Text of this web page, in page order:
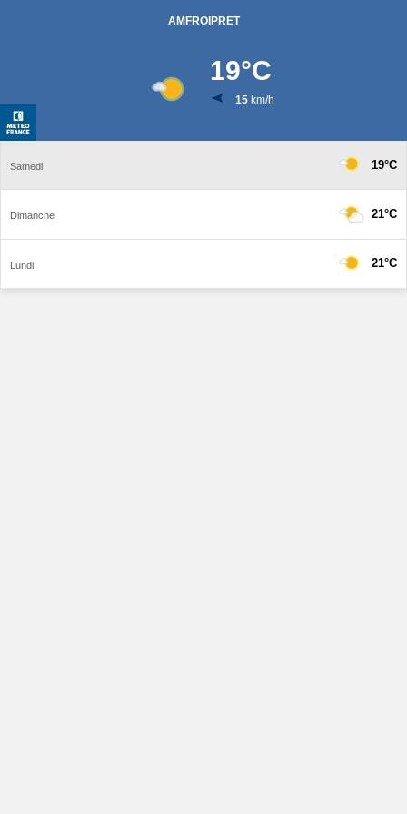
AMFROIPRET
19°C
15km/h
Samedi 19°C
Dimanche 21°C
Lundi 21°C